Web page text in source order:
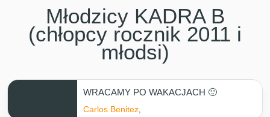
Młodzicy KADRA B
(chłopcy rocznik 2011 i
młodsi)
WRACAMY PO WAKACJACH 🙂
Carlos Benitez,